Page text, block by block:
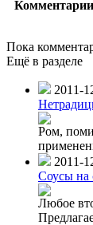
Пока
Ещё в разделе
2011-
Ром,
2011-
Соусы на
Любое